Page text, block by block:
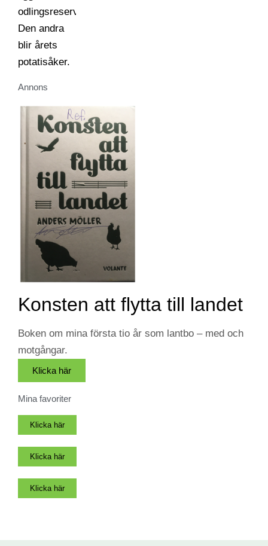
Annons
Konsten att flytta till landet
Boken om mina första tio år som lantbo – med och
motgångar.
Klicka här
Mina favoriter
Klicka här
Klicka här
Klicka här